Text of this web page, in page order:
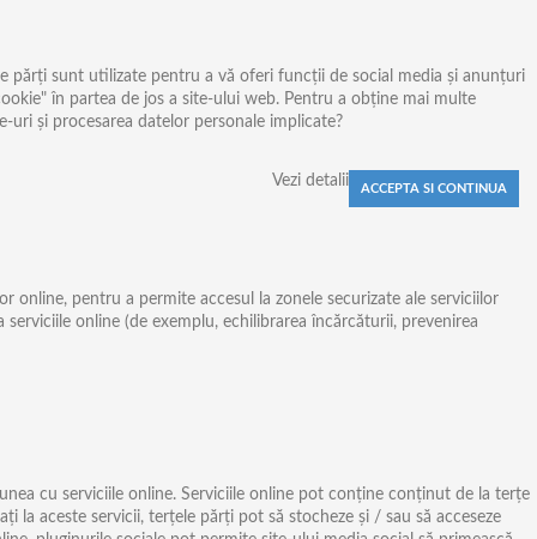
părți sunt utilizate pentru a vă oferi funcții de social media și anunțuri
în partea de jos a site-ului web. Pentru a obține mai multe
și procesarea datelor personale implicate?
Vezi detalii
pentru a permite accesul la zonele securizate ale serviciilor
online (de exemplu, echilibrarea încărcăturii, prevenirea
cu serviciile online. Serviciile online pot conține conținut de la terțe
la aceste servicii, terțele părți pot să stocheze și / sau să acceseze